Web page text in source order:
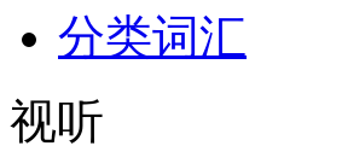
分类词汇
视听